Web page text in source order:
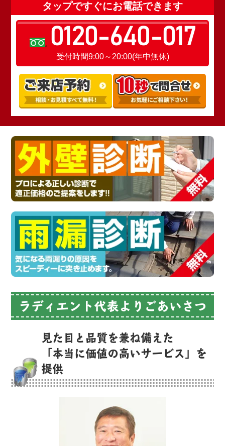
タップですぐにお電話できます
0120-640-017
受付時間9:00～20:00(年中無休)
ラディエント代表よりごあいさつ
見た目と品質を兼ね備えた
「本当に価値の高いサービス」を
提供